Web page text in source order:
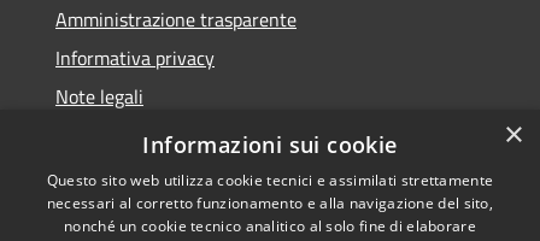
Amministrazione trasparente
Informativa privacy
Note legali
Dichiarazione di accessibilità
×
Informazioni sui cookie
Questo sito web utilizza cookie tecnici e assimilati strettamente
necessari al corretto funzionamento e alla navigazione del sito,
nonché un cookie tecnico analitico al solo fine di elaborare